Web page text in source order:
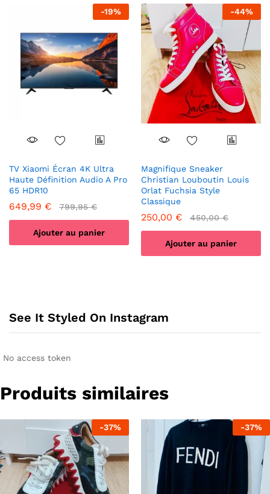
plusieurs
variations.
Les
peuvent
être
choisies
page
-19%
TV Xiaomi Écran 4K Ultra
Haute Définition Audio A Pro
65 HDR10
649,99 € 799,95€
Ajouter au panier
-44%
Magnifique Sneaker
Christian Louboutin Louis
Orlat Fuchsia Style
Classique
250,00 € 450,00€
Ajouter au panier
See It Styled On Instagram
No access token
Produits similaires
-37% -37%